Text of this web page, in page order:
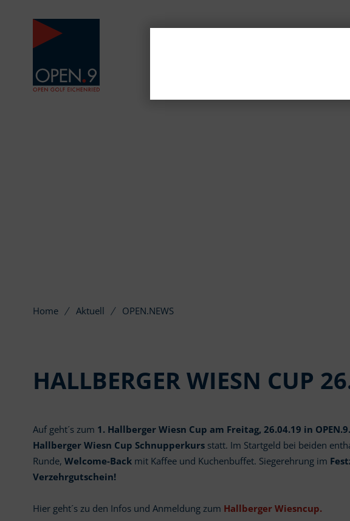
Home Aktuell OPEN.NEWS
HALLBERGER WIESN CUP
Auf geht´s zum 1. Hallberger Wiesn Cup am Freitag, 26.04.19 in OPEN.9.
Hallberger Wiesn Cup Schnupperkursstatt. Im Startgeld bei beiden
Runde, Welcome-Backmit Kaffee und Kuchenbuffet. Siegerehrung im
Verzehrgutschein!
Hier geht´s zu den Infos und Anmeldung zum Hallberger Wiesncup.